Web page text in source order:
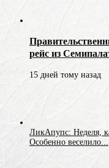
рейс из
15 дней тому назад
ЛикАпупс: Неделя,
Особенно веселило...